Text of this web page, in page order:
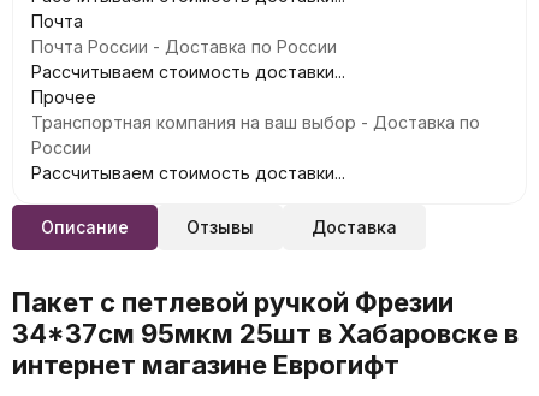
Почта
Почта России - Доставка по России
Рассчитываем стоимость доставки...
Прочее
Транспортная компания на ваш выбор - Доставка по
России
Рассчитываем стоимость доставки...
Описание Отзывы Доставка
Пакет с петлевой ручкой Фрезии
34*37см 95мкм 25шт в Хабаровске в
интернет магазине Еврогифт